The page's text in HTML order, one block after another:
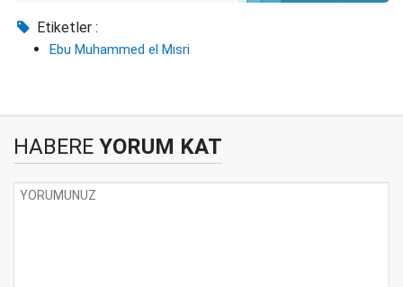
Etiketler :
Ebu Muhammed el Mısri
HABERE YORUM KAT